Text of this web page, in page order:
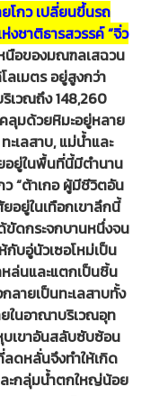
โกว เปลี่ยนขึ้นรถ
ชาติธารสวรรค์ “จิ่ว
นือของมณฑลเสฉวน
ลเมตร อยู่สูงกว่า
เวณถึง 148,260
คลุมด้วยหิมะอยู่หลาย
เลสาบ, แม่น้ำและ
อยู่ในพื้นที่นี้มีตำนาน
ว “ต้าเกอ ผู้มีชีวิตอัน
อยู่ในเทือกเขาลึกนี้
ขัดกระจกบานหนึ่งจน
กับอู่นัวเซอโหม่เป็น
ล่นและแตกเป็นชิ้น
ลายเป็นทะเลสาบทั้ง
ในอาณาบริเวณอุท
บเขาอันสลับซับซ้อน
ดหลั่นจึงทำให้เกิด
ละกลุ่มน้ำตกใหญ่น้อย